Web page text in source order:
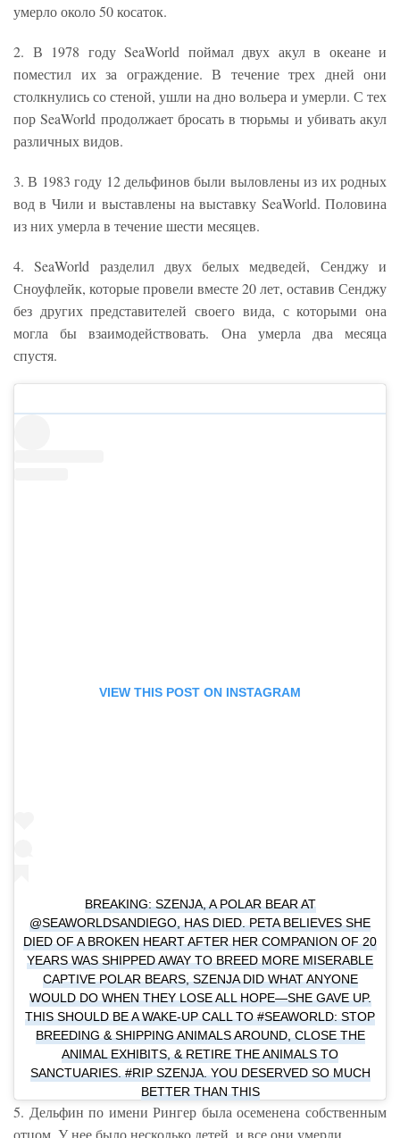
умерло около 50 косаток.
2. В 1978 году SeaWorld поймал двух акул в океане и
поместил их за ограждение. В течение трех дней они
столкнулись со стеной, ушли на дно вольера и умерли. С тех
пор SeaWorld продолжает бросать в тюрьмы и убивать акул
различных видов.
3. В 1983 году 12 дельфинов были выловлены из их родных
вод в Чили и выставлены на выставку SeaWorld. Половина
из них умерла в течение шести месяцев.
4. SeaWorld разделил двух белых медведей, Сенджу и
Сноуфлейк, которые провели вместе 20 лет, оставив Сенджу
без других представителей своего вида, с которыми она
могла бы взаимодействовать. Она умерла два месяца
спустя.
VIEW THIS POST ON INSTAGRAM
BREAKING: SZENJA, A POLAR BEAR AT
@SEAWORLDSANDIEGO, HAS DIED. PETA BELIEVES SHE
DIED OF A BROKEN HEART AFTER HER COMPANION OF 20
YEARS WAS SHIPPED AWAY TO BREED MORE MISERABLE
CAPTIVE POLAR BEARS, SZENJA DID WHAT ANYONE
WOULD DO WHEN THEY LOSE ALL HOPE—SHE GAVE UP.
THIS SHOULD BE A WAKE-UP CALL TO #SEAWORLD: STOP
BREEDING & SHIPPING ANIMALS AROUND, CLOSE THE
ANIMAL EXHIBITS, & RETIRE THE ANIMALS TO
SANCTUARIES. #RIP SZENJA. YOU DESERVED SO MUCH
BETTER THAN THIS
5. Дельфин по имени Рингер была осеменена собственным
отцом. У нее было несколько детей, и все они умерли.